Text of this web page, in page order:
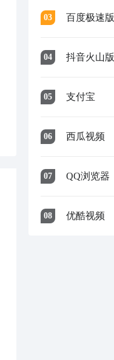
03 百度极速版
04 抖音火山版
05 支付宝
06 西瓜视频
07 QQ浏览器
08 优酷视频